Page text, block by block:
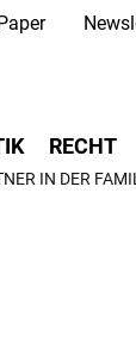
Direkt
RECHT
IN DER